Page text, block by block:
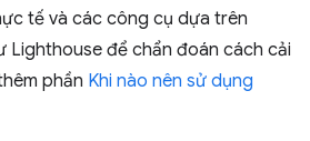
tế và các công cụ dựa trên
Lighthouse để chẩn đoán cách cải
phần Khi nào nên sử dụng